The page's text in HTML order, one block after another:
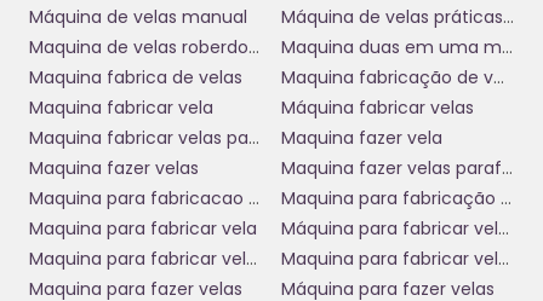
Outra vantagem de investir em umamáquina fazer vela
a significativa redução de custos operacionais. Apesar do
investimento inicial, as economias a longo prazo são
palpáveis. Uma produção automatizada diminui os custos
com mão de obra e resíduos, aumentando a eficiência do
seu negócio.
Além da redução de custos, as máquinas modernas têm
uma vida útil longa e requerem manutenção mínima,
tornando-se um retorno sobre investimento atraente. Com
a produção em larga escala, sua empresa pode maximizar
Máquina de velas manual
Máquina de velas práticas manual
Maquina de velas roberdoni
Maquina duas em uma maço e 7 dias
Maquina fabrica de velas
Maquina fabricação de velas
Maquina fabricar vela
Máquina fabricar velas
Maquina fabricar velas parafina
Maquina fazer vela
Maquina fazer velas
Maquina fazer velas parafina
Maquina para fabricacao de velas
Maquina para fabricação de velas
Maquina para fabricar vela
Máquina para fabricar velas botter
Maquina para fabricar velas de parafina
Maquina para fabricar velas de parafina preço
Maquina para fazer velas
Máquina para fazer velas